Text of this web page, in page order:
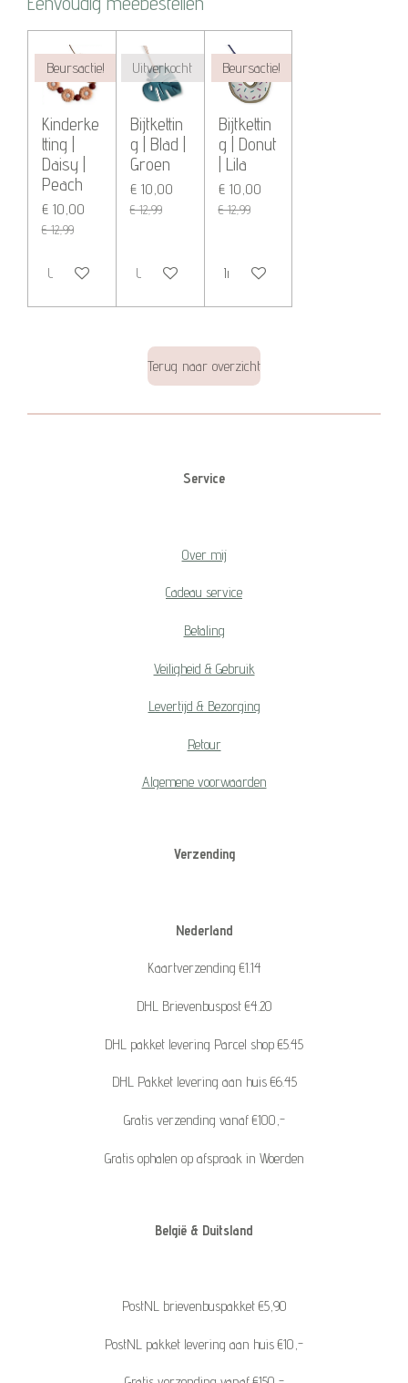
Beursactie!
Kinderke
tting |
Daisy |
Peach
€ 10,00
€ 12,99
Uitverkocht
Uitverkocht
Bijtkettin
g | Blad |
Groen
€ 10,00
€ 12,99
Uitverkocht
Beursactie!
Bijtkettin
g | Donut
| Lila
€ 10,00
€ 12,99
In winkelwagen
Terug naar overzicht
Service
Over mij
Cadeau service
Betaling
Veiligheid & Gebruik
Levertijd & Bezorging
Retour
Algemene voorwaarden
Verzending
Nederland
Kaartverzending €1.14
DHL Brievenbuspost €4.20
DHL pakket levering Parcel shop €5.45
DHL Pakket levering aan huis €6.45
Gratis verzending vanaf €100,-
Gratis ophalen op afspraak in Woerden
België & Duitsland
PostNL brievenbuspakket €5,90
PostNL pakket levering aan huis €10,-